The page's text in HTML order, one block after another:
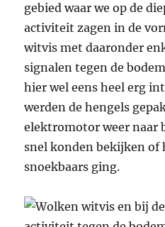
gebied waar we op de
activiteit zagen in de
witvis met daaronder
signalen tegen de
hier wel eens heel erg
werden de hengels
elektromotor weer naar
snel konden bekijken of
snoekbaars ging.